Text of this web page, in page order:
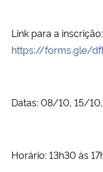
Link para a inscrição:
https://forms.gle/
Datas: 08/10, 15/
Horário: 13h30 às